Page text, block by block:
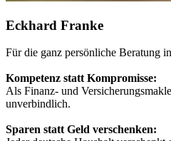
Eckhard Franke
Für die ganz persönliche Beratung
Kompetenz statt Kompromisse:
Als Finanz- und
unverbindlich.
Sparen statt Geld verschenken: